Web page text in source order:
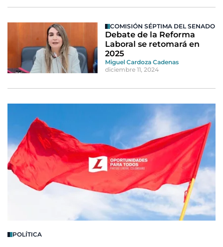
COMISIÓN SÉPTIMA DEL SENADO
Debate de la Reforma
Laboral se retomará en
2025
Miguel Cardoza Cadenas
diciembre 11, 2024
POLÍTICA